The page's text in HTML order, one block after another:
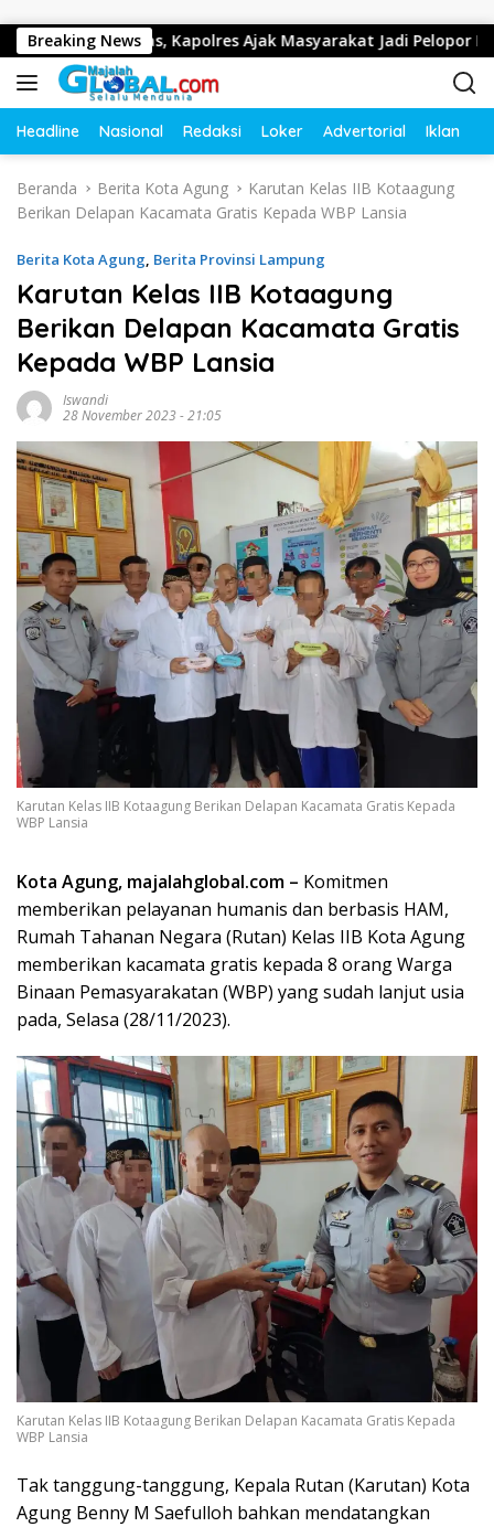
Breaking News
Lintas, Kapolres Ajak Masyarakat Jadi Pelopor
Headline Nasional Redaksi Loker Advertorial Iklan
Beranda Berita Kota Agung
Karutan Kelas IIB Kotaagung
Berikan Delapan Kacamata Gratis Kepada WBP Lansia
Berita Kota Agung, Berita Provinsi Lampung
Karutan Kelas IIB Kotaagung
Berikan Delapan Kacamata Gratis
Kepada WBP Lansia
Iswandi
28 November 2023 - 21:05
Karutan Kelas IIB Kotaagung Berikan Delapan Kacamata Gratis Kepada
WBP Lansia
Kota Agung, majalahglobal.com – Komitmen
memberikan pelayanan humanis dan berbasis HAM,
Rumah Tahanan Negara (Rutan) Kelas IIB Kota Agung
memberikan kacamata gratis kepada 8 orang Warga
Binaan Pemasyarakatan (WBP) yang sudah lanjut usia
pada, Selasa (28/11/2023).
Karutan Kelas IIB Kotaagung Berikan Delapan Kacamata Gratis Kepada
WBP Lansia
Tak tanggung-tanggung, Kepala Rutan (Karutan) Kota
Agung Benny M Saefulloh bahkan mendatangkan